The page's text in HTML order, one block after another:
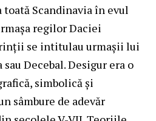
toată Scandinavia în evul
regilor Daciei
se intitulau urmașii lui
Decebal. Desigur era o
simbolică și
sâmbure de adevăr